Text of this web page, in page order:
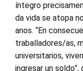
íntegro
da vida se atopa
anos. “En
traballadores/as,
universitarios,
ingresar un soldo”,